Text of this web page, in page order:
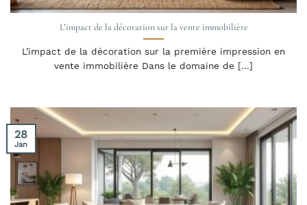
L’impact de la décoration sur la vente immobilière
L’impact de la décoration sur la première impression en
vente immobilière Dans le domaine de [...]
28
Jan